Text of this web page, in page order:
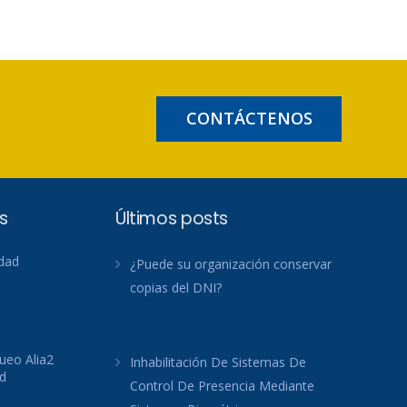
CONTÁCTENOS
Alia2
Últimos posts
¿Puede su organización conservar
copias del DNI?
Inhabilitación De Sistemas De
Control De Presencia Mediante